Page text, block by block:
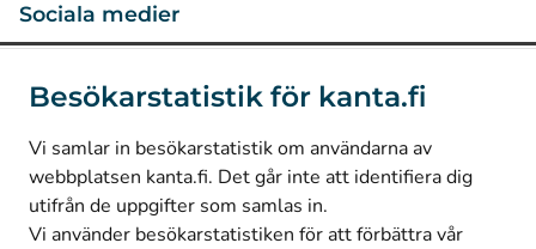
Besökarstatistik för kanta.fi
Vi samlar in besökarstatistik om användarna av
webbplatsen kanta.fi. Det går inte att identifiera dig
utifrån de uppgifter som samlas in.
Vi använder besökarstatistiken för att förbättra vår
Sociala medier
LinkedIn(Avautuu uuteen välilehteen)
Facebook
Avautuu uuteen välilehteen)
© Kanta-Palvelut, Kansaneläkelaitos